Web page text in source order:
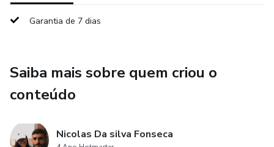
Garantia de 7 dias
Saiba mais sobre quem criou o
conteúdo
Nicolas Da silva Fonseca